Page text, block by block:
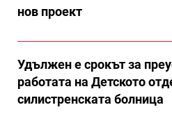
нов проект
Удължен е срокът за
работата на Детското
силистренската болница